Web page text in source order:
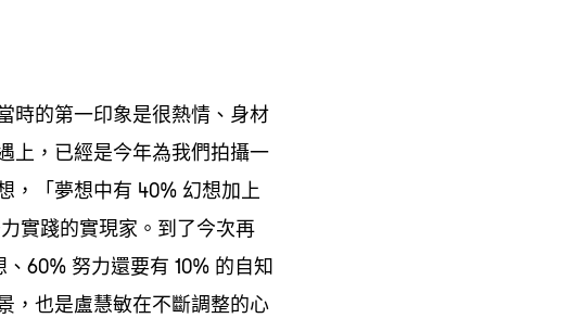
時的第一印象是很熱情、身材
上 ， 已經是今年為我們拍攝一
， 「夢想中有 40% 幻想加上
實踐的實現家。到了今次再
60% 努力還要有 10% 的自知
， 也是盧慧敏在不斷調整的心